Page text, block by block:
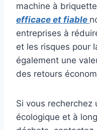
machine à
efficace et fiable
entreprises à
et les risques pour
également une
des retours
Si vous recherchez
écologique et à